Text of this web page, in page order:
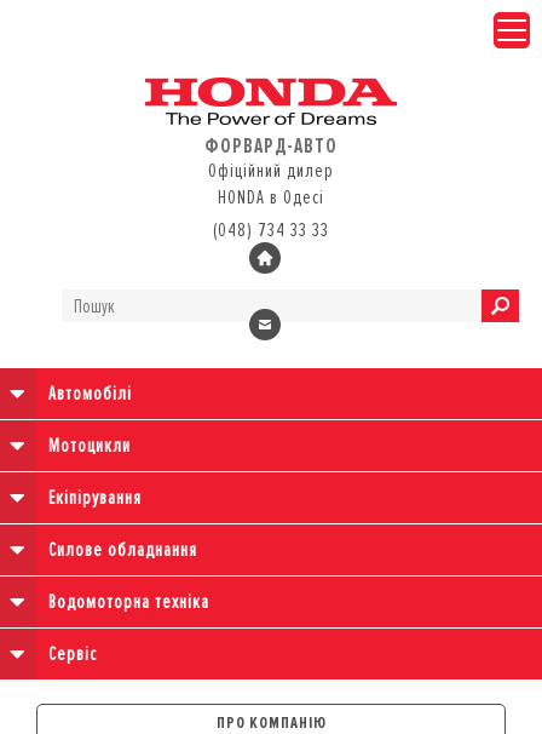
ФОРВАРД-АВТО
Офіційний дилер
HONDA в Одесі
(048) 734 33 33
Автомобілі
Мотоцикли
Екіпірування
Силове обладнання
Водомоторна техніка
Сервіс
ПРО КОМПАНІЮ